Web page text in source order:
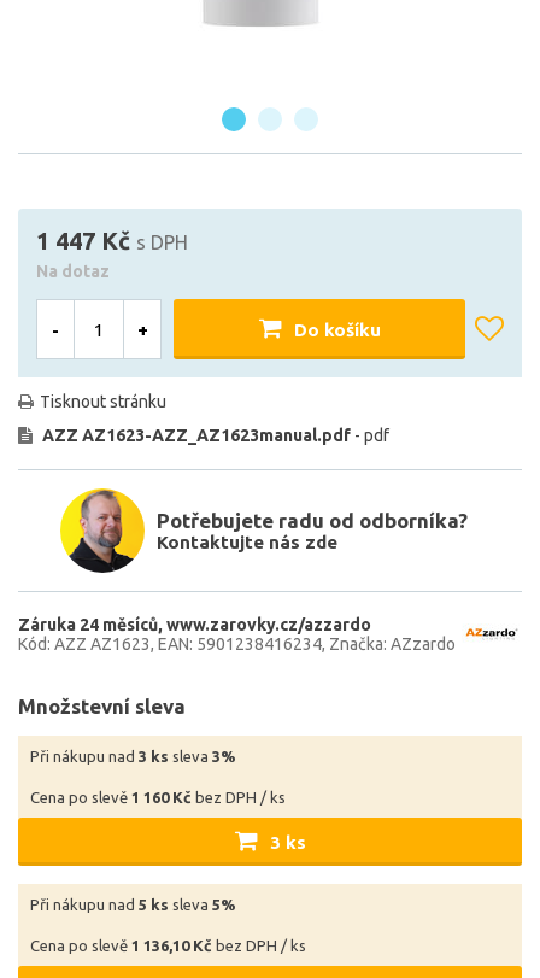
1 447 Kč s DPH
Na dotaz
- + Do košíku
Tisknout stránku
AZZ AZ1623-AZZ_AZ1623manual.pdf - pdf
Potřebujete radu od odborníka?
Kontaktujte nás zde
Záruka 24 měsíců www.zarovky.cz/azzardo
Kód: AZZ AZ1623 EAN: 5901238416234 Značka: AZzardo
Množstevní sleva
Při nákupu nad 3 ks sleva 3%
Cena po slevě 1 160 Kč bez DPH / ks
3 ks
Při nákupu nad 5 ks sleva 5%
Cena po slevě 1 136,10 Kč bez DPH / ks